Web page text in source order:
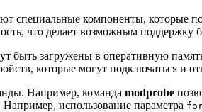
специальные компоненты, которые
что делает возможным поддержку
быть загружены в оперативную
которые могут подключаться и
Например, команда modprobe
использование параметра